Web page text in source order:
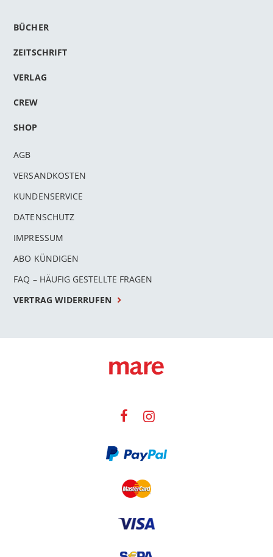
BÜCHER
ZEITSCHRIFT
VERLAG
CREW
SHOP
AGB
VERSANDKOSTEN
KUNDENSERVICE
DATENSCHUTZ
IMPRESSUM
ABO KÜNDIGEN
FAQ – HÄUFIG GESTELLTE FRAGEN
VERTRAG WIDERRUFEN